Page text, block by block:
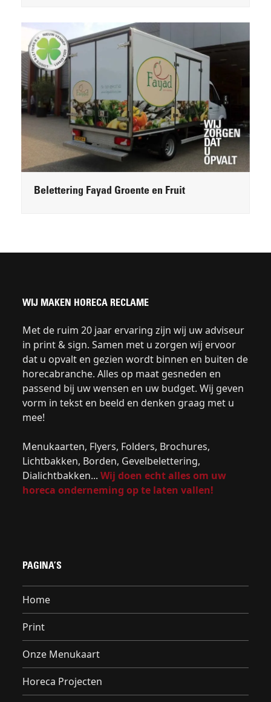
Belettering Fayad Groente en Fruit
WIJ MAKEN HORECA RECLAME
Met de ruim 20 jaar ervaring zijn wij uw adviseur
in print & sign. Samen met u zorgen wij ervoor
dat u opvalt en gezien wordt binnen en buiten de
horecabranche. Alles op maat gesneden en
passend bij uw wensen en uw budget. Wij geven
vorm in tekst en beeld en denken graag met u
mee!
Menukaarten, Flyers, Folders, Brochures,
Lichtbakken, Borden, Gevelbelettering,
Dialichtbakken...Wij doen echt alles om uw
horeca onderneming op te laten vallen!
PAGINA’S
Home
Print
Onze Menukaart
Horeca Projecten